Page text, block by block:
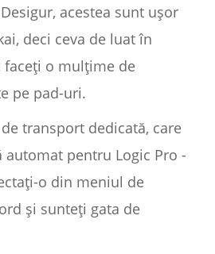
acestea sunt ușor
deci ceva de luat în
faceți o mulțime de
pe pad-uri.
transport dedicată, care
automat pentru Logic Pro -
o din meniul de
și sunteți gata de